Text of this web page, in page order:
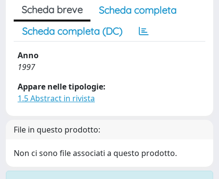
Scheda breve
Scheda completa
Scheda completa (DC)
Anno
1997
Appare nelle tipologie:
1.5 Abstract in rivista
File in questo prodotto:
Non ci sono file associati a questo prodotto.